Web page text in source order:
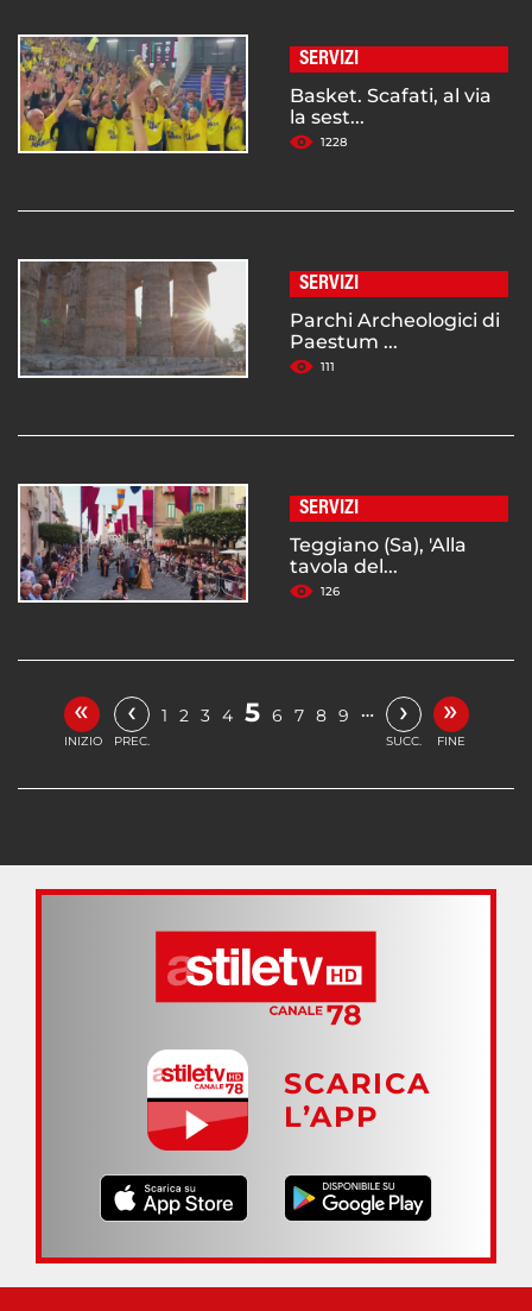
SERVIZI
Basket. Scafati, al via
la sest...
1228
SERVIZI
Parchi Archeologici di
Paestum ...
111
SERVIZI
Teggiano (Sa), 'Alla
tavola del...
126
«
INIZIO
‹
PREC.
1 2 3 4 5 6 7 8 9 … ›
SUCC.
»
FINE
SCARICA
L’APP